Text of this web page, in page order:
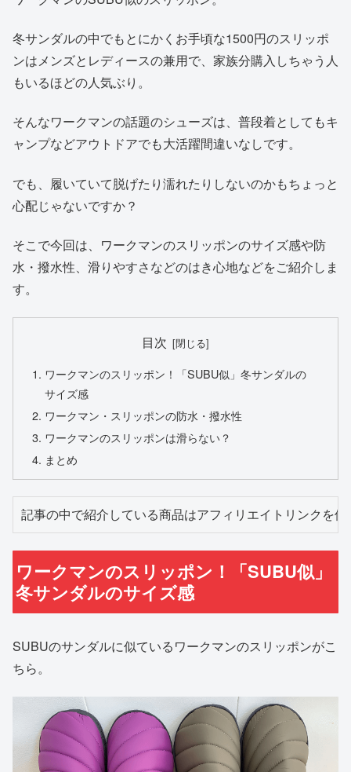
冬サンダルの中でもとにかくお手頃な1500円のスリッポ
ンはメンズとレディースの兼用で、家族分購入しちゃう人
もいるほどの人気ぶり。
そんなワークマンの話題のシューズは、普段着としてもキ
ャンプなどアウトドアでも大活躍間違いなしです。
でも、履いていて脱げたり濡れたりしないのかもちょっと
心配じゃないですか？
そこで今回は、ワークマンのスリッポンのサイズ感や防
水・撥水性、滑りやすさなどのはき心地などをご紹介しま
す。
目次
ワークマンのスリッポン！「SUBU似」冬サンダルの
サイズ感
ワークマン・スリッポンの防水・撥水性
ワークマンのスリッポンは滑らない？
まとめ
記事の中で紹介している商品はアフィリエイトリンクを
ワークマンのスリッポン！「SUBU似」
冬サンダルのサイズ感
SUBUのサンダルに似ているワークマンのスリッポンがこ
ちら。